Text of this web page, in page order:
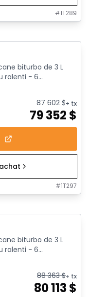
#1T289
biturbo de 3 L
ralenti - 6...
87 602$+ tx
79 352 $
#1T297
biturbo de 3 L
ralenti - 6...
88 363$+ tx
80 113$